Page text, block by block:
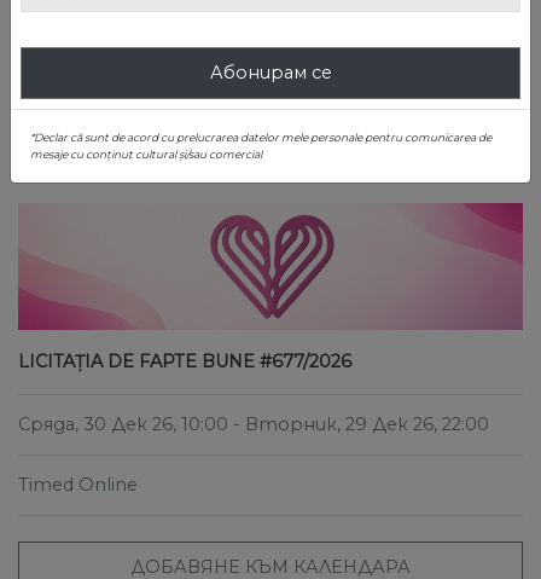
ТЪРСИ ЛОТОВЕ
ОНЛАЙН НАДДАВАНЕ
LICITAȚIA DE FAPTE BUNE #677/2026
Сряда, 30 Дек 26, 10:00 - Вторник, 29 Дек 26, 22:00
Timed Online
ДОБАВЯНЕ КЪМ КАЛЕНДАРА
Абонирам се
*Declar că sunt de acord cu prelucrarea datelor mele personale pentru comunicarea de
mesaje cu conținut cultural și/sau comercial